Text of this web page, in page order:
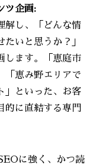
ツ企画:
解し、「どんな情
いと思うか？」
します。「恵庭市
「恵み野エリアで
」といった、お客
的に直結する専門
に強く、かつ読